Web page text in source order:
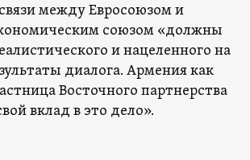
между Евросоюзом и
союзом «должны
и нацеленного на
диалога. Армения как
Восточного партнерства
вклад в это дело».